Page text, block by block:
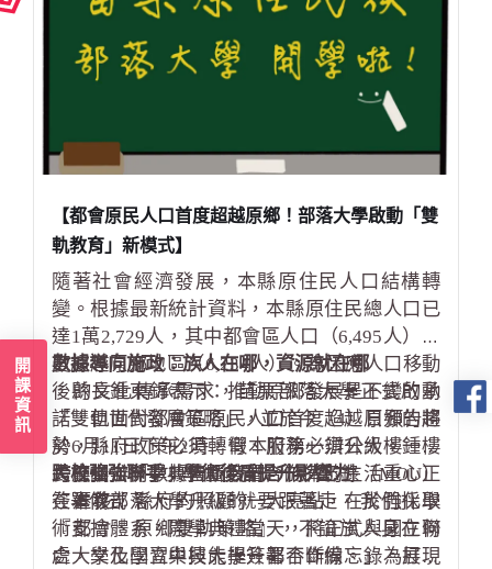
開課資訊
【都會原民人口首度超越原鄉！部落大學啟動「雙
軌教育」新模式】
隨著社會經濟發展，本縣原住民人口結構轉
變。根據最新統計資料，本縣原住民總人口已
達1萬2,729人，其中都會區人口（6,495人）首
度超越原鄉地區（6,234人）。為因應人口移動
後的文化傳承需求，苗栗部落大學正式啟動
「雙軌世代發展策略」，並於今（4）日預告將
於6月11日下午2時，假本府第一辦公大樓一樓
大廳舉辦開學典禮暨簽署合作備忘錄（MOU）
簽署儀式。
數據導向施政：族人在哪，資源就在哪
縣長鍾東錦表示：推動原鄉發展是不變的承
諾，但面對都會區原民人口首度超越原鄉的趨
勢，縣府政策必須轉彎、服務必須升級。鍾縣
長強調：「數據告訴我們，族人的生活重心正
在遷移，縣府的照顧就要跟著走。我們採取
『都會、原鄉雙軌策略』，不論族人身在何
處，文化學習與技能提升都不斷線。」為展現
跨校強強聯手：學術後盾提升影響力
本次部落大學升級的一大亮點，在於強化學
術支持體系。開學典禮當天，將正式與國立聯
合大學及國立中興大學簽署合作備忘錄。打造